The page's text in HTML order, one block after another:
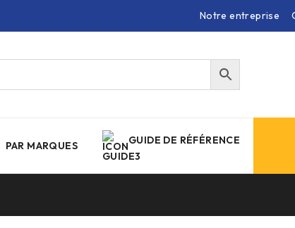
Notre entreprise
PAR MARQUES GUIDE DE RÉFÉRENCE